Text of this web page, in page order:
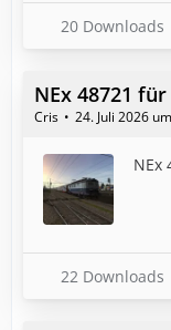
20 Downloads
NEx 48721
Cris 24. Juli 2026
NEx
22 Downloads